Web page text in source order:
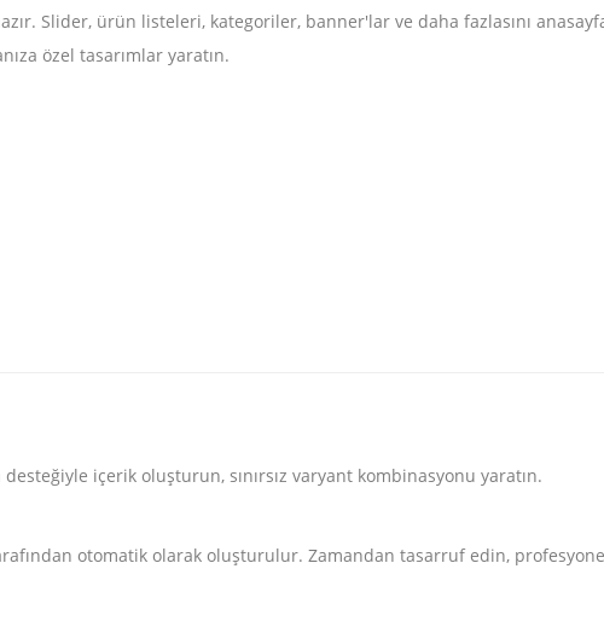
Slider, ürün listeleri, kategoriler, banner'lar ve daha fazlasını
özel tasarımlar yaratın.
içerik oluşturun, sınırsız varyant kombinasyonu yaratın.
otomatik olarak oluşturulur. Zamandan tasarruf edin,